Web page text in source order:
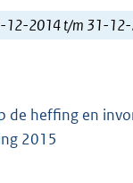
12-2014 t/m 31-
de heffing en
2015